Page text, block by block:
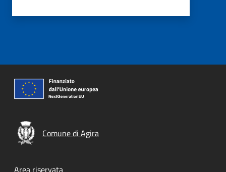
Comune di Agira
Area riservata